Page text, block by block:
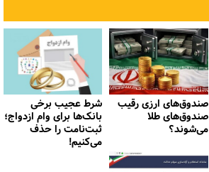
صندوق‌های ارزی رقیب
صندوق‌های طلا
می‌شوند؟
شرط عجیب برخی
بانک‌ها برای وام ازدواج؛
ثبت‌نامت را حذف
می‌کنیم!